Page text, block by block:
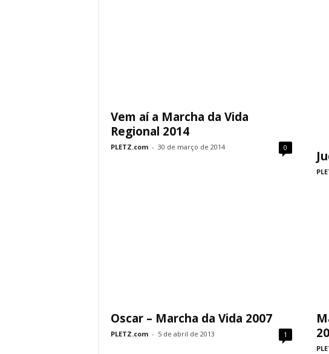
Vem aí a Marcha da Vida
Regional 2014
PLETZ.com - 30 de março de 2014 0
Oscar – Marcha da Vida 2007
PLETZ.com - 5 de abril de 2013 1